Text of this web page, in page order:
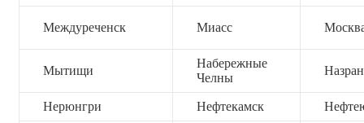
Междуреченск Миасс
Мытищи
Набережные
Челны
Нерюнгри Нефтекамск